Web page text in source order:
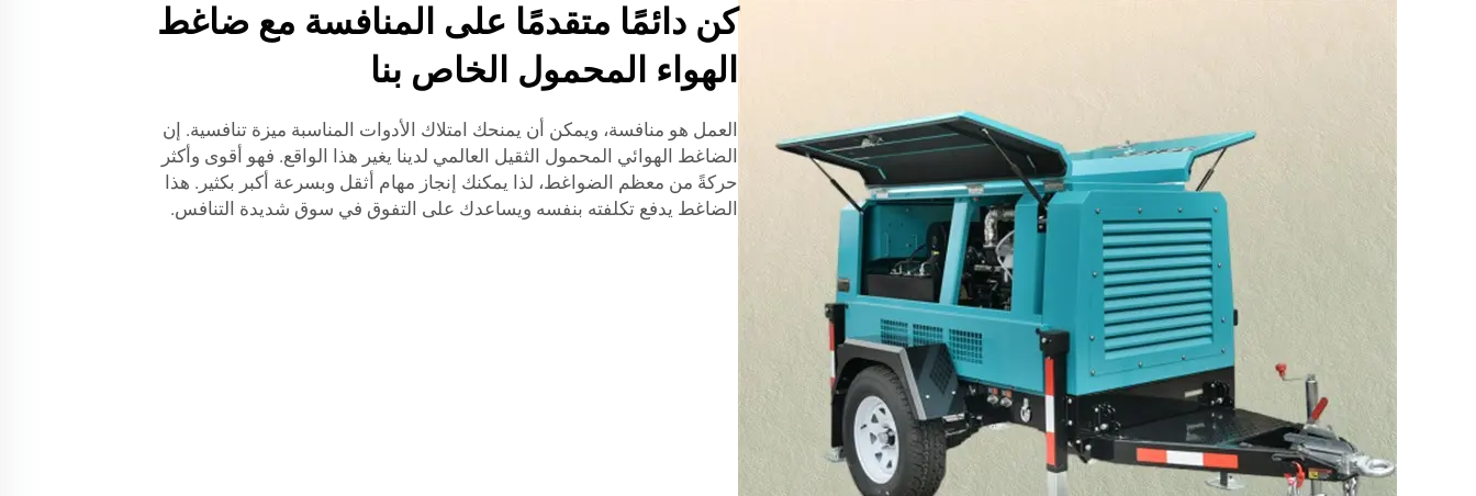
كن دائمًا متقدمًا على المنافسة مع ضاغط
الهواء المحمول الخاص بنا
العمل هو منافسة، ويمكن أن يمنحك امتلاك الأدوات المناسبة ميزة تنافسية. إن
الضاغط الهوائي المحمول الثقيل العالمي لدينا يغير هذا الواقع. فهو أقوى وأكثر
حركةً من معظم الضواغط، لذا يمكنك إنجاز مهام أثقل وبسرعة أكبر بكثير. هذا
الضاغط يدفع تكلفته بنفسه ويساعدك على التفوق في سوق شديدة التنافس.